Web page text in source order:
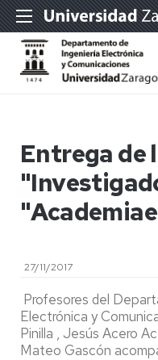
Entrega de
27/11/2017
Profesores del
Electrónica y
Pinilla , Jesús Acero
Mateo Gascón